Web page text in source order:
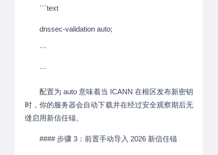
```text
dnssec-validation auto;
```
```
配置为 auto 意味着当 ICANN 在根区发布新密钥
时，你的服务器会自动下载并在经过安全观察期后无
缝启用新信任锚。
#### 步骤 3：前置手动导入 2026 新信任锚